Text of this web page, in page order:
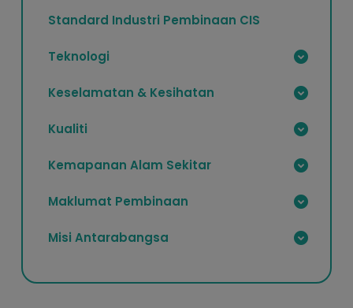
Standard Industri Pembinaan CIS
Teknologi
Keselamatan & Kesihatan
Kualiti
Kemapanan Alam Sekitar
Maklumat Pembinaan
Misi Antarabangsa